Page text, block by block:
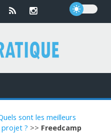
sont les meilleurs
? >> Freedcamp